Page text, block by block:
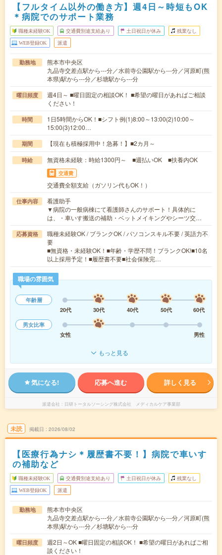
【フルタイム以外の働き方】週4日～時短もOK
＊病院でのサポート業務
職種未経験OK 交通費別途支給あり 土日祝日が休み 残業なし
WEB登録OK 派遣
勤務地
熊本市中央区
九品寺交差点駅から---分／水前寺公園駅から---分／河原町(熊
本県)駅から---分／杉塘駅から---分
曜日頻度
週4日～ ■曜日固定の相談OK！ ■希望の曜日があればご相談
ください！
時間
1日5時間からOK！■シフト例(1)8:00～13:00(2)10:00～
15:00(3)12:00…
期間 【現在も積極採用中！急募！】■2カ月～
時給 無資格未経験：時給1300円～ ■週払いOK ■扶養内OK
交通費
交通費全額支給（ガソリン代もOK！）
仕事内容
看護助手
▼病院の一般病棟にて看護師さんのサポート！具体的に
は、・車いす搬送の補助・ベットメイキングやシーツ交…
応募資格
職種未経験OK / ブランクOK / パソコンスキル不要 / 英語力不
要
■無資格・未経験OK！■年齢・学歴不問！ブランクOK!■10名
以上採用予定！■履歴書不要■社会保険完…
職場の雰囲気
年齢層
20代
30代 40代 50代
60代
男女比率
女性
男性
もっと見る
気になる! 応募へ進む 詳しく見る
派遣会社 日研トータルソーシング株式会社 メディカルケア事業部
未読 掲載日 2026/08/02
【医療行為ナシ＊履歴書不要！】病院で車いす
の補助など
職種未経験OK 交通費別途支給あり 土日祝日が休み 残業なし
WEB登録OK 派遣
勤務地
熊本市中央区
九品寺交差点駅から---分／水前寺公園駅から---分／河原町(熊
本県)駅から---分／杉塘駅から---分
曜日頻度
週2日～OK ■曜日固定の相談OK！ ■希望の曜日があればご相
談ください！